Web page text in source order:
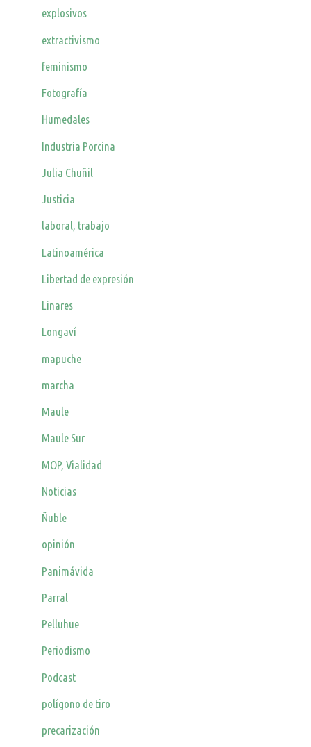
explosivos
extractivismo
feminismo
Fotografía
Humedales
Industria Porcina
Julia Chuñil
Justicia
laboral, trabajo
Latinoamérica
Libertad de expresión
Linares
Longaví
mapuche
marcha
Maule
Maule Sur
MOP, Vialidad
Noticias
Ñuble
opinión
Panimávida
Parral
Pelluhue
Periodismo
Podcast
polígono de tiro
precarización